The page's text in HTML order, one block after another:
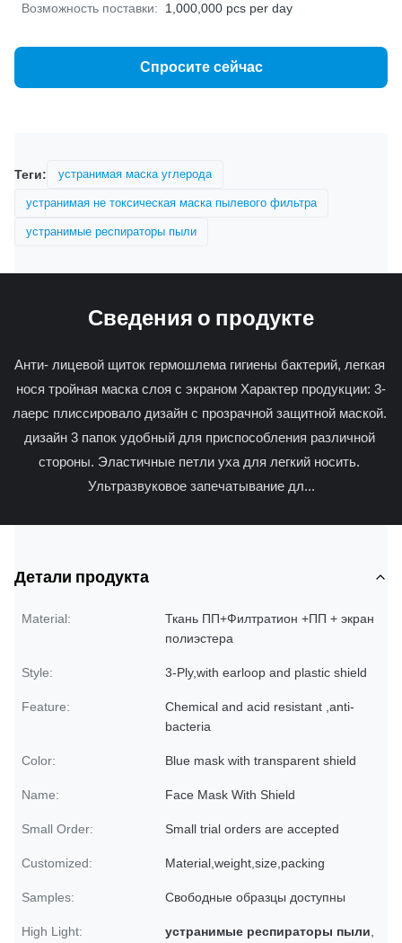
Возможность поставки: 1,000,000 pcs per day
Спросите сейчас
Теги: устранимая маска углерода
устранимая не токсическая маска пылевого фильтра
устранимые респираторы пыли
Сведения о продукте
Анти- лицевой щиток гермошлема гигиены бактерий, легкая
нося тройная маска слоя с экраном Характер продукции: 3-
лаерс плиссировало дизайн с прозрачной защитной маской.
дизайн 3 папок удобный для приспособления различной
стороны. Эластичные петли уха для легкий носить.
Ультразвуковое запечатывание дл...
Детали продукта
Material:
Ткань ПП+Филтратион +ПП + экран
полиэстера
Style: 3-Ply,with earloop and plastic shield
Feature:
Chemical and acid resistant ,anti-
bacteria
Color: Blue mask with transparent shield
Name: Face Mask With Shield
Small Order: Small trial orders are accepted
Customized: Material,weight,size,packing
Samples: Свободные образцы доступны
High Light: устранимые респираторы пыли